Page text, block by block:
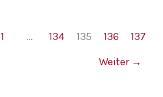
1 … 134 135 136
137
Weiter →